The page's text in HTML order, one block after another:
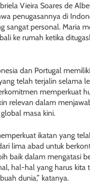
Vieira Soares de
penugasannya di
sangat personal. Maria
ke rumah ketika
dan Portugal memiliki
telah terjalin selama
memperkuat
relevan dalam
masa kini.
ikatan yang
lima abad untuk
baik dalam mengatasi
hal-hal yang harus kita
dunia,” katanya.